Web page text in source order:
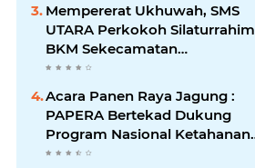
Mempererat Ukhuwah, SMS
UTARA Perkokoh Silaturrahim
BKM Sekecamatan
Padangsidimpuan Utara di
Acara Panen Raya Jagung :
PAPERA Bertekad Dukung
Program Nasional Ketahanan
Pangan Di Kota Kerang